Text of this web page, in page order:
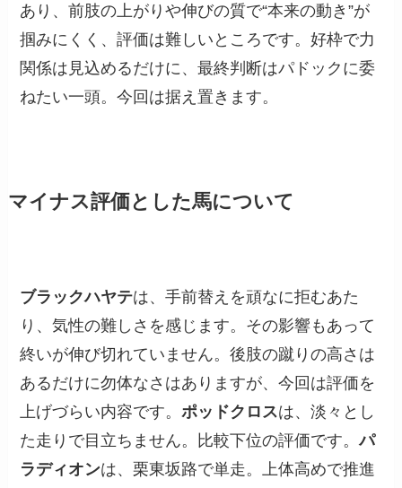
あり、前肢の上がりや伸びの質で“本来の動き”が
掴みにくく、評価は難しいところです。好枠で力
関係は見込めるだけに、最終判断はパドックに委
ねたい一頭。今回は据え置きます。
マイナス評価とした馬について
ブラックハヤテは、手前替えを頑なに拒むあた
り、気性の難しさを感じます。その影響もあって
終いが伸び切れていません。後肢の蹴りの高さは
あるだけに勿体なさはありますが、今回は評価を
上げづらい内容です。ポッドクロスは、淡々とし
た走りで目立ちません。比較下位の評価です。パ
ラディオンは、栗東坂路で単走。上体高めで推進